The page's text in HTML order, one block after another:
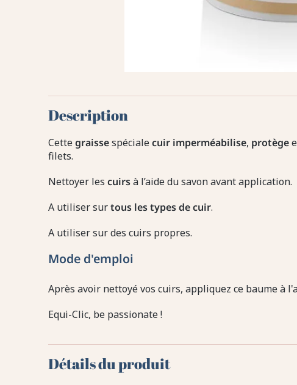
Description
Cettegraissespécialecuir imperméabilise, protège
filets.
Nettoyer les cuirsà l’aide du savon avant application.
A utiliser surtous les types de cuir.
A utiliser sur des cuirs propres.
Mode d'emploi
Après avoir nettoyé vos cuirs, appliquez ce baume à
Equi-Clic, be passionate !
Détails du produit